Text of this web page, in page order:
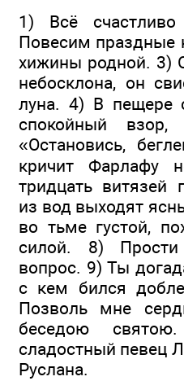
1) Всё
Повесим праздные
хижины родной. 3)
небосклона, он
луна. 4) В пещере
спокойный
«Остановись,
кричит Фарлафу
тридцать витязей
из вод выходят
во тьме густой,
силой. 8)
вопрос. 9) Ты
с кем бился
Позволь мне
беседою
сладостный певец
Руслана.